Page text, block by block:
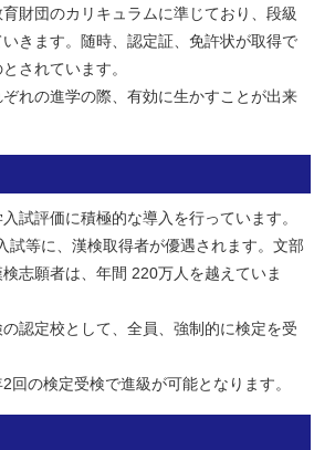
財団のカリキュラムに準じており、段級
きます。随時、認定証、免許状が取得で
されています。
れの進学の際、有効に生かすことが出来
試評価に積極的な導入を行っています。
試等に、漢検取得者が優遇されます。文部
志願者は、年間 220万人を越えていま
認定校として、全員、強制的に検定を受
回の検定受検で進級が可能となります。